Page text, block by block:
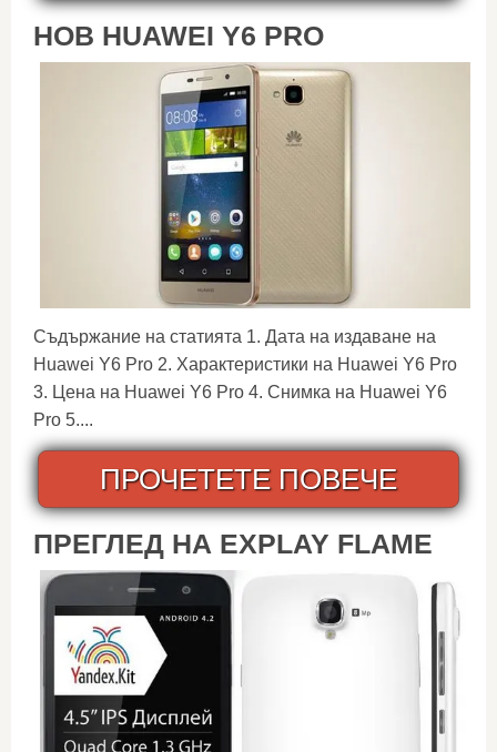
НОВ HUAWEI Y6 PRO
Съдържание на статията 1. Дата на издаване на
Huawei Y6 Pro 2. Характеристики на Huawei Y6 Pro
3. Цена на Huawei Y6 Pro 4. Снимка на Huawei Y6
Pro 5....
ПРОЧЕТЕТЕ ПОВЕЧЕ
ПРЕГЛЕД НА EXPLAY FLAME